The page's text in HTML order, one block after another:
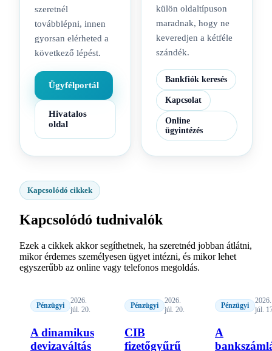
szeretnél
továbblépni, innen
gyorsan elérheted a
következő lépést.
Ügyfélportál
Hivatalos
oldal
külön oldaltípuson
maradnak, hogy ne
keveredjen a kétféle
szándék.
Bankfiók keresés
Kapcsolat
Online
ügyintézés
Kapcsolódó cikkek
Kapcsolódó tudnivalók
Ezek a cikkek akkor segíthetnek, ha szeretnéd jobban átlátni,
mikor érdemes személyesen ügyet intézni, és mikor lehet
egyszerűbb az online vagy telefonos megoldás.
Pénzügyi
2026.
júl. 20.
A dinamikus
devizaváltás
Pénzügyi
2026.
júl. 20.
CIB
fizetőgyűrű
Pénzügyi
2026.
júl.
A